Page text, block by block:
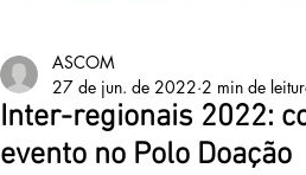
Inter-regionais 2022:
evento no Polo Doação
ASCOM
27 de jun. de 2022 2 min de